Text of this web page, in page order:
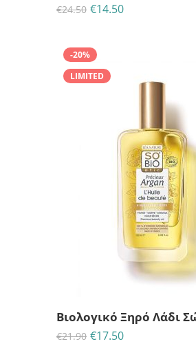
€24.50 €14.50
-20%
LIMITED
14
ΩΡΕΣ MINS
€21.90 €17.50